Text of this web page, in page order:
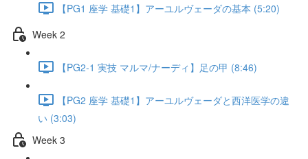
【PG1 座学 基礎1】アーユルヴェーダの基本 (5:20)
Week 2
【PG2-1 実技 マルマ/ナーディ】足の甲 (8:46)
【PG2 座学 基礎1】アーユルヴェーダと西洋医学の違
い (3:03)
Week 3